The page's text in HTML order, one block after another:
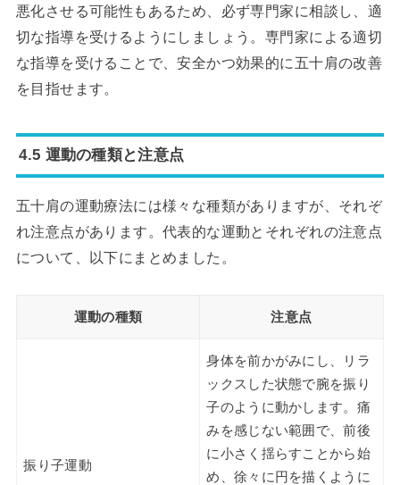
悪化させる可能性もあるため、必ず専門家に相談し、適
切な指導を受けるようにしましょう。専門家による適切
な指導を受けることで、安全かつ効果的に五十肩の改善
を目指せます。
4.5 運動の種類と注意点
五十肩の運動療法には様々な種類がありますが、それぞ
れ注意点があります。代表的な運動とそれぞれの注意点
について、以下にまとめました。
運動の種類 注意点
振り子運動
身体を前かがみにし、リラ
ックスした状態で腕を振り
子のように動かします。痛
みを感じない範囲で、前後
に小さく揺らすことから始
め、徐々に円を描くように